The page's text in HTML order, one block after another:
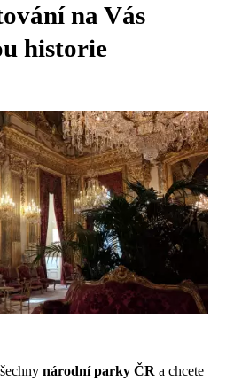
na Vás
historie
národní parky ČR a chcete